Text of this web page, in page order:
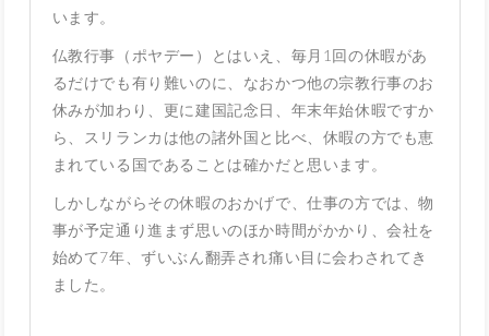
います。
仏教行事（ポヤデー）とはいえ、毎月1回の休暇があ
るだけでも有り難いのに、なおかつ他の宗教行事のお
休みが加わり、更に建国記念日、年末年始休暇ですか
ら、スリランカは他の諸外国と比べ、休暇の方でも恵
まれている国であることは確かだと思います。
しかしながらその休暇のおかげで、仕事の方では、物
事が予定通り進まず思いのほか時間がかかり、会社を
始めて7年、ずいぶん翻弄され痛い目に会わされてき
ました。